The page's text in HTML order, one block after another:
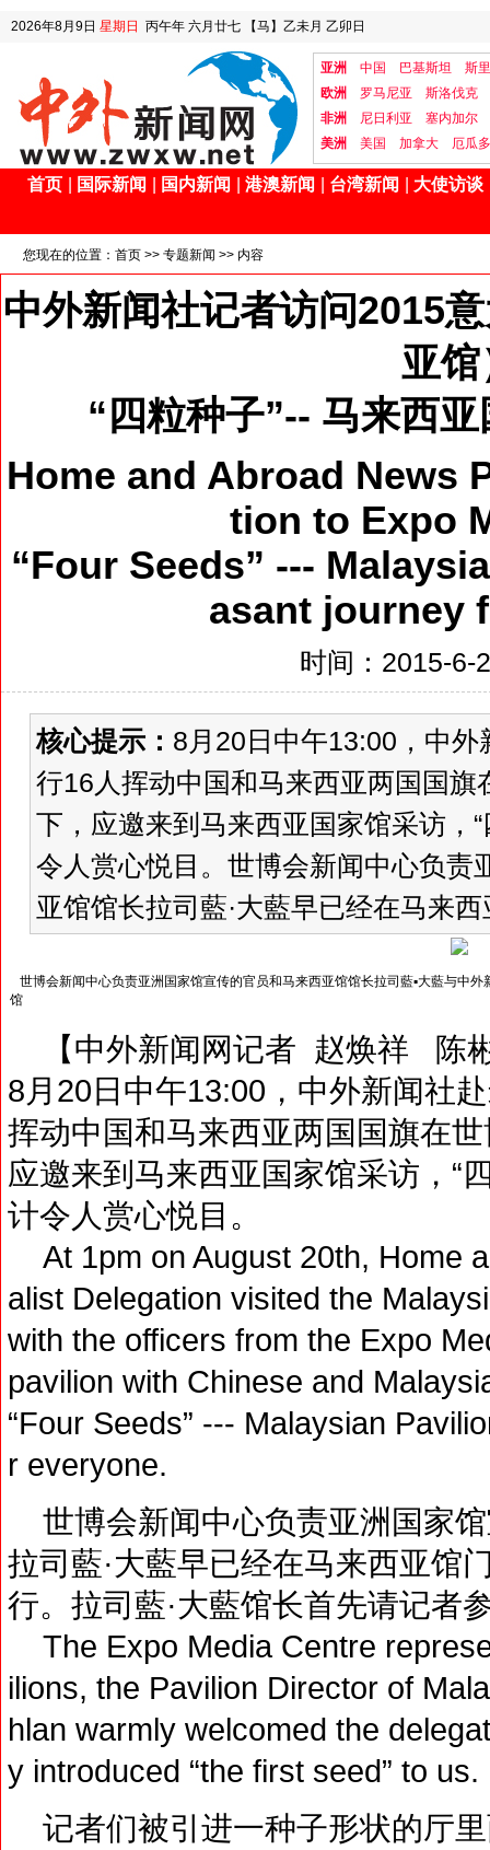
2026年8月9日 星期日 丙午年 六月廿七 【马】乙未月 乙卯日
亚洲 中国 巴基斯坦
斯
欧洲
罗马尼亚
斯洛伐克
非洲
尼日利亚
塞内加尔
美洲
美国 加拿大 厄瓜
首页 国际新闻 国内新闻 港澳新闻 台湾新闻 大使访谈
您现在的位置： 首页 >> 专题新闻 >> 内容
中外新闻社记者访问2015
亚馆
“四粒种子”-- 马来西
Home and Abroad News
tion to Expo
“Four Seeds” ---
asant journey
时间：2015-6-
核心提示： 8月20日中午13:00，中
行16人挥动中国和马来西亚两国国
下，应邀来到马来西亚国家馆采访，
令人赏心悦目。世博会新闻中心负责
亚馆馆长拉司藍·大藍早已经在马来
世博会新闻中心负责亚洲国家馆宣传的官员和马来西亚馆馆长拉司藍▪大藍与中
馆
【中外新闻网记者 赵焕祥 陈
8月20日中午13:00，中外新闻社
挥动中国和马来西亚两国国旗在
应邀来到马来西亚国家馆采访，“
计令人赏心悦目。
At 1pm on August 20th, Home
alist Delegation visited the
with the officers from the Expo
pavilion with Chinese and
“Four Seeds” --- Malaysian
r everyone.
世博会新闻中心负责亚洲国家
拉司藍·大藍早已经在马来西亚馆
行。拉司藍·大藍馆长首先请记者
The Expo Media Centre
ilions, the Pavilion Director of
hlan warmly welcomed the
y introduced “the first seed” to us.
记者们被引进一种子形状的厅